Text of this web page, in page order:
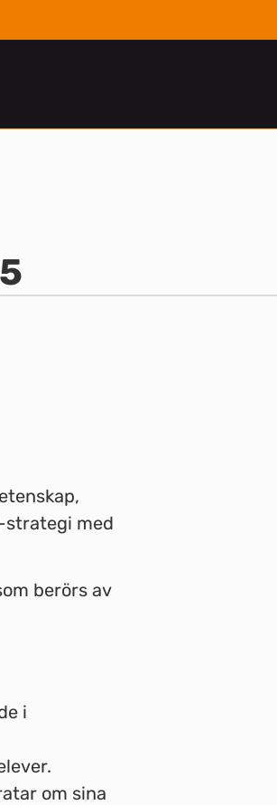
strategi med
berörs av
i
om sina